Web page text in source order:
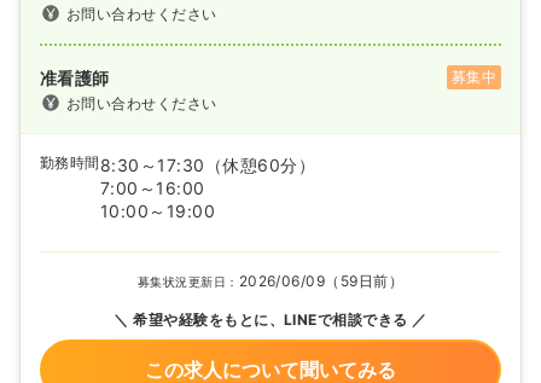
お問い合わせください
准看護師
募集中
お問い合わせください
勤務時間 8:30～17:30
（休憩60分）
7:00～16:00
10:00～19:00
募集状況更新日： 2026/06/09（59日前）
希望や経験をもとに、LINEで相談できる
この求人について聞いてみる